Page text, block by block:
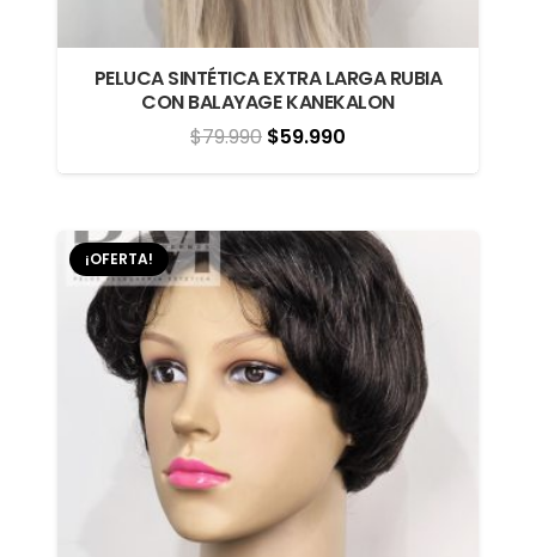
PELUCA SINTÉTICA EXTRA LARGA RUBIA
CON BALAYAGE KANEKALON
$79.990 El
precio
era:
$79.990.
$59.990
precio
es:
$59.990.
¡OFERTA!